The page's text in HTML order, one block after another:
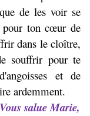
de les voir se
pour ton cœur de
dans le cloître,
souffrir pour te
et de
ardemment.
salue Marie,